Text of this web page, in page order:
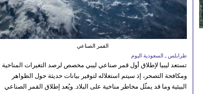
القمر الصناعي
طرابلس ـ السعودية اليوم
تستعد ليبيا لإطلاق أول قمر صناعي ليبي مخصص لرصد التغيرات المناخية
ومكافحة التصحر، إذ سيتم استغلاله لتوفير بيانات حديثة حول الظواهر
البيئية وما قد يمثّل مخاطر مناخية على البلاد. ويُعد إطلاق القمر الصناعي